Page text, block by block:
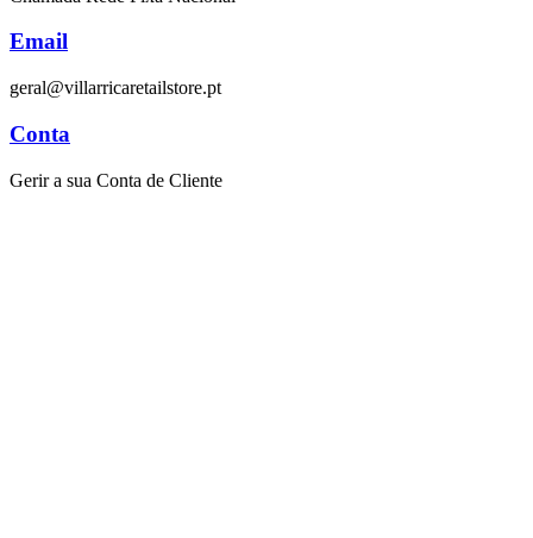
Email
geral@villarricaretailstore.pt
Conta
Gerir a sua Conta de Cliente